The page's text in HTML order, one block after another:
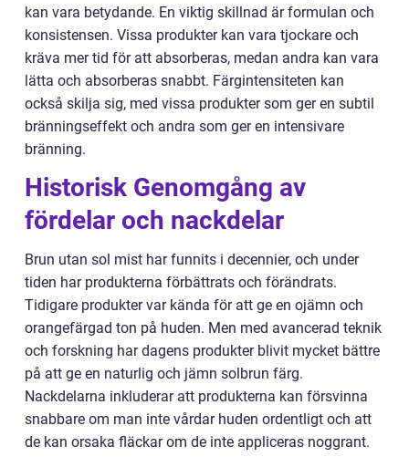
kan vara betydande. En viktig skillnad är formulan och
konsistensen. Vissa produkter kan vara tjockare och
kräva mer tid för att absorberas, medan andra kan vara
lätta och absorberas snabbt. Färgintensiteten kan
också skilja sig, med vissa produkter som ger en subtil
bränningseffekt och andra som ger en intensivare
bränning.
Historisk Genomgång av
fördelar och nackdelar
Brun utan sol mist har funnits i decennier, och under
tiden har produkterna förbättrats och förändrats.
Tidigare produkter var kända för att ge en ojämn och
orangefärgad ton på huden. Men med avancerad teknik
och forskning har dagens produkter blivit mycket bättre
på att ge en naturlig och jämn solbrun färg.
Nackdelarna inkluderar att produkterna kan försvinna
snabbare om man inte vårdar huden ordentligt och att
de kan orsaka fläckar om de inte appliceras noggrant.